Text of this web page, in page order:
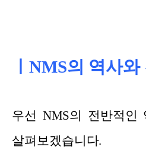
ㅣNMS의 역사
우선 NMS의 전반적인
살펴보겠습니다.